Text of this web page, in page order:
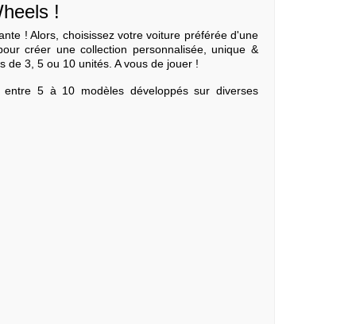
!
! Alors, choisissez votre voiture préférée d'une
créer une collection personnalisée, unique &
de 3, 5 ou 10 unités. A vous de jouer !
entre 5 à 10 modèles développés sur diverses